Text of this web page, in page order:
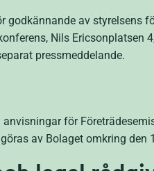
godkännande av styrelsens
Nils
pressmeddelande.
för
av Bolaget omkring den